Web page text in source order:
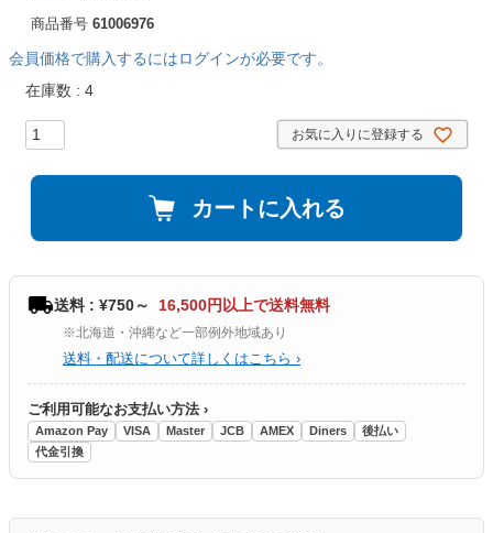
商品番号 61006976
会員価格で購入するにはログインが必要です。
在庫数
4
お気に入りに登録する
カートに入れる
送料 : ¥750～ 16,500円以上で送料無料
※北海道・沖縄など一部例外地域あり
送料・配送について詳しくはこちら ›
ご利用可能なお支払い方法 ›
Amazon Pay VISA Master JCB AMEX Diners
後払い
代金引換